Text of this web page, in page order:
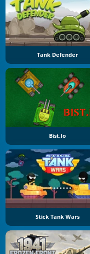
Tank Defender
Bist.io
Stick Tank Wars